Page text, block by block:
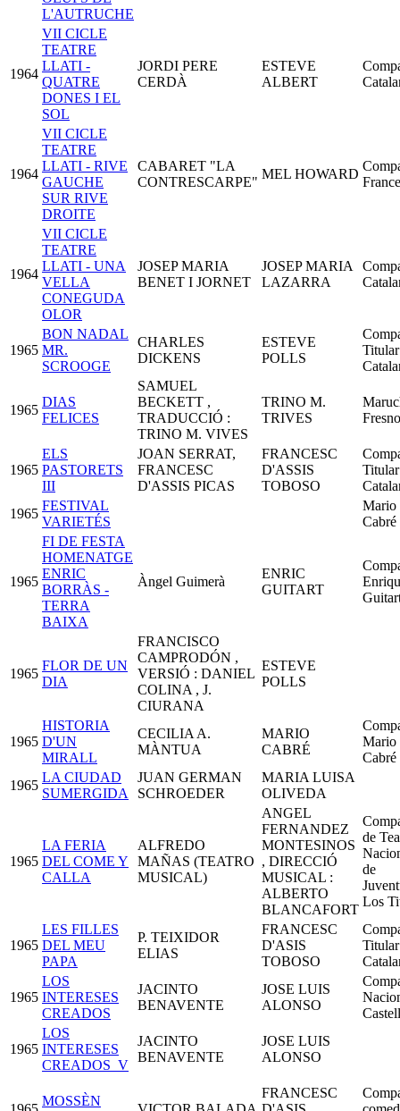
L'AUTRUCHE
1964
VII CICLE
TEATRE
LLATI -
QUATRE
DONES I EL
SOL
JORDI PERE
CERDÀ
ESTEVE
ALBERT
1964
VII CICLE
TEATRE
LLATI - RIVE
GAUCHE
SUR RIVE
DROITE
CABARET "LA
CONTRESCARPE"
MEL HOWARD
1964
VII CICLE
TEATRE
LLATI - UNA
VELLA
CONEGUDA
OLOR
JOSEP MARIA
BENET I JORNET
JOSEP MARIA
LAZARRA
1965
BON NADAL
MR.
SCROOGE
CHARLES
DICKENS
ESTEVE
POLLS
Titular
1965
DIAS
FELICES
SAMUEL
BECKETT ,
TRADUCCIÓ :
TRINO M. VIVES
TRINO M.
TRIVES
Fresno
1965
ELS
PASTORETS
III
JOAN SERRAT,
FRANCESC
D'ASSIS PICAS
FRANCESC
D'ASSIS
TOBOSO
Titular
1965
FESTIVAL
VARIETÉS
Mario
Cabré
1965
FI DE FESTA
HOMENATGE
ENRIC
BORRÀS -
TERRA
BAIXA
Àngel Guimerà
ENRIC
GUITART
1965
FLOR DE UN
DIA
FRANCISCO
CAMPRODÓN ,
VERSIÓ : DANIEL
COLINA , J.
CIURANA
ESTEVE
POLLS
1965
HISTORIA
D'UN
MIRALL
CECILIA A.
MÀNTUA
MARIO
CABRÉ
Mario
Cabré
1965
LA CIUDAD
SUMERGIDA
JUAN GERMAN
SCHROEDER
MARIA LUISA
OLIVEDA
1965
LA FERIA
DEL COME Y
CALLA
ALFREDO
MAÑAS (TEATRO
MUSICAL)
ANGEL
FERNANDEZ
MONTESINOS
, DIRECCIÓ
MUSICAL :
ALBERTO
BLANCAFORT
de
de
Los
1965
LES FILLES
DEL MEU
PAPA
P. TEIXIDOR
ELIAS
FRANCESC
D'ASIS
TOBOSO
Titular
1965
LOS
INTERESES
CREADOS
JACINTO
BENAVENTE
JOSE LUIS
ALONSO
1965
LOS
INTERESES
CREADOS_V
JACINTO
BENAVENTE
JOSE LUIS
ALONSO
MOSSÈN
FRANCESC